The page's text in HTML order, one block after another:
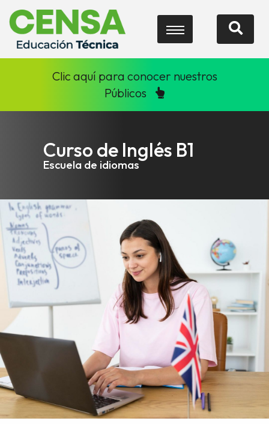
Clic aquí para conocer nuestros
Públicos
Curso de Inglés B1
Escuela de idiomas